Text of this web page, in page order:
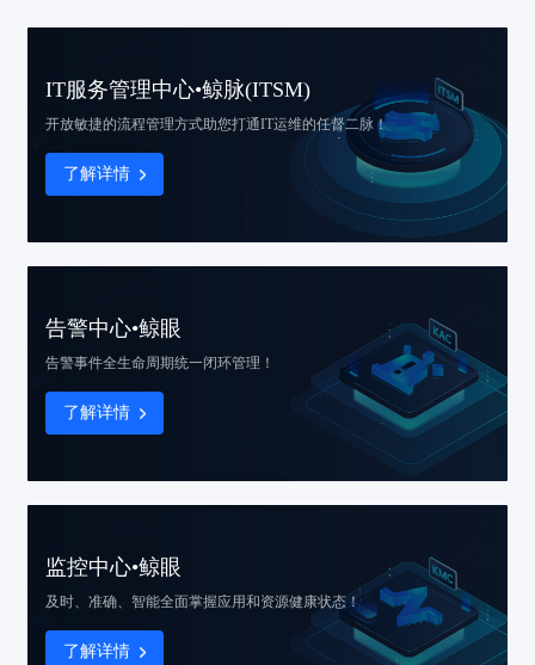
IT服务管理中心•鲸脉(ITSM)
开放敏捷的流程管理方式助您打通IT运维的任督二脉！
了解详情
告警中心•鲸眼
告警事件全生命周期统一闭环管理！
了解详情
监控中心•鲸眼
及时、准确、智能全面掌握应用和资源健康状态！
了解详情